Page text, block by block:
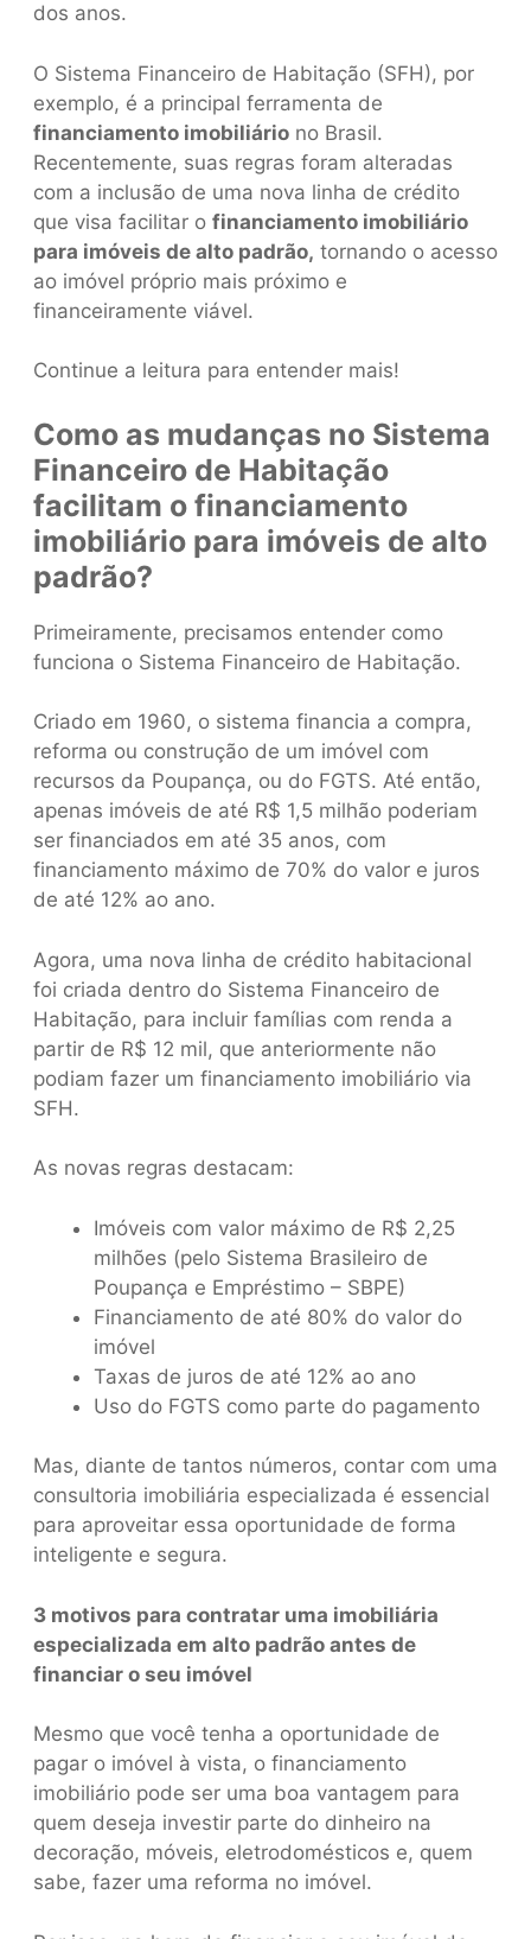
dos anos.
O Sistema Financeiro de Habitação (SFH), por
exemplo, é a principal ferramenta de
financiamento imobiliário no Brasil.
Recentemente, suas regras foram alteradas
com a inclusão de uma nova linha de crédito
que visa facilitar o financiamento imobiliário
para imóveis de alto padrão, tornando o acesso
ao imóvel próprio mais próximo e
financeiramente viável.
Continue a leitura para entender mais!
Como as mudanças no Sistema
Financeiro de Habitação
facilitam o financiamento
imobiliário para imóveis de alto
padrão?
Primeiramente, precisamos entender como
funciona o Sistema Financeiro de Habitação.
Criado em 1960, o sistema financia a compra,
reforma ou construção de um imóvel com
recursos da Poupança, ou do FGTS. Até então,
apenas imóveis de até R$ 1,5 milhão poderiam
ser financiados em até 35 anos, com
financiamento máximo de 70% do valor e juros
de até 12% ao ano.
Agora, uma nova linha de crédito habitacional
foi criada dentro do Sistema Financeiro de
Habitação, para incluir famílias com renda a
partir de R$ 12 mil, que anteriormente não
podiam fazer um financiamento imobiliário via
SFH.
As novas regras destacam:
Imóveis com valor máximo de R$ 2,25
milhões (pelo Sistema Brasileiro de
Poupança e Empréstimo – SBPE)
Financiamento de até 80% do valor do
imóvel
Taxas de juros de até 12% ao ano
Uso do FGTS como parte do pagamento
Mas, diante de tantos números, contar com uma
consultoria imobiliária especializada é essencial
para aproveitar essa oportunidade de forma
inteligente e segura.
3 motivos para contratar uma imobiliária
especializada em alto padrão antes de
financiar o seu imóvel
Mesmo que você tenha a oportunidade de
pagar o imóvel à vista, o financiamento
imobiliário pode ser uma boa vantagem para
quem deseja investir parte do dinheiro na
decoração, móveis, eletrodomésticos e, quem
sabe, fazer uma reforma no imóvel.